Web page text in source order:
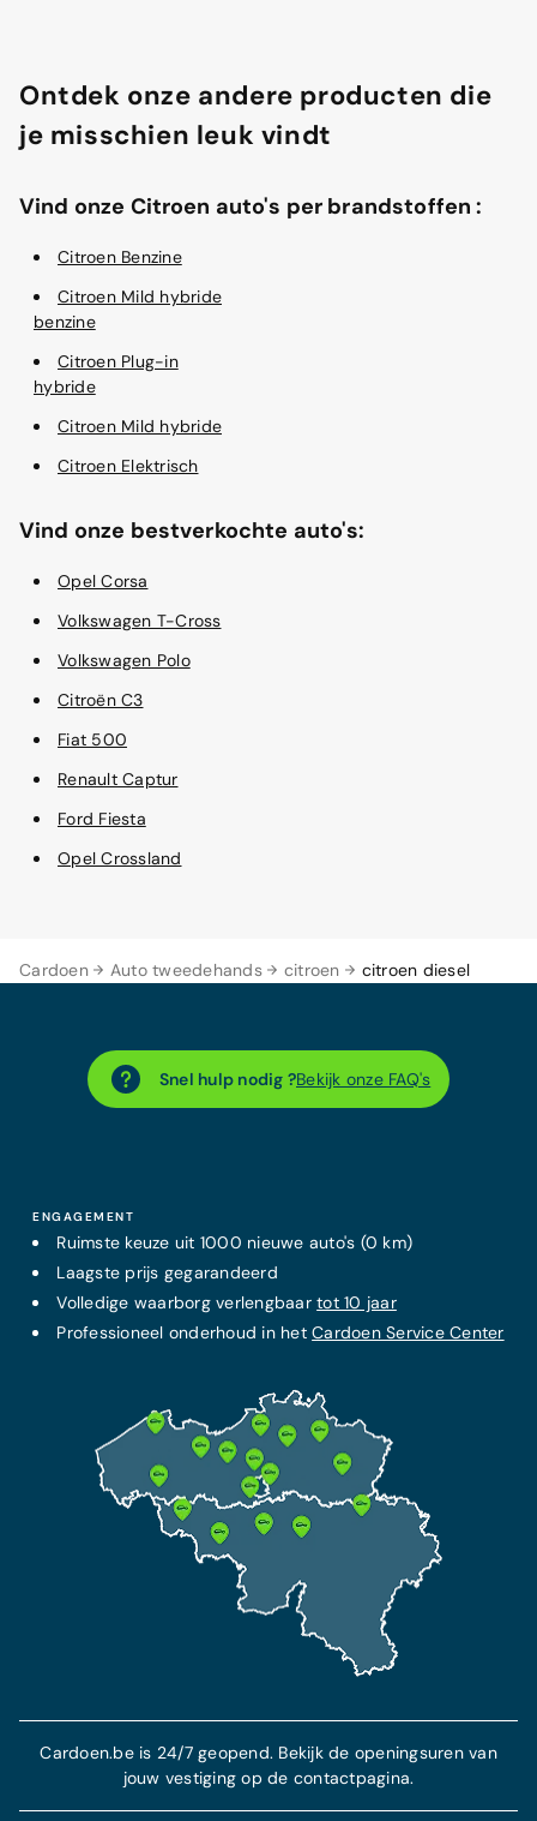
Cardoen Auto tweedehands citroen citroen diesel
Ontdek onze andere producten die
je misschien leuk vindt
Vind onze Citroen auto's per brandstoffen :
Citroen Benzine
Citroen Mild hybride
benzine
Citroen Plug-in
hybride
Citroen Mild hybride
Citroen Elektrisch
Vind onze bestverkochte auto's:
Opel Corsa
Volkswagen T-Cross
Volkswagen Polo
Citroën C3
Fiat 500
Renault Captur
Ford Fiesta
Opel Crossland
Snel hulp nodig ?Bekijk onze FAQ's
ENGAGEMENT
Ruimste keuze uit 1000 nieuwe auto's (0 km)
Laagste prijs gegarandeerd
Volledige waarborg verlengbaartot 10 jaar
Professioneel onderhoud in hetCardoen Service Center
Cardoen.be is 24/7 geopend. Bekijk de openingsuren van
jouw vestiging op de contactpagina.